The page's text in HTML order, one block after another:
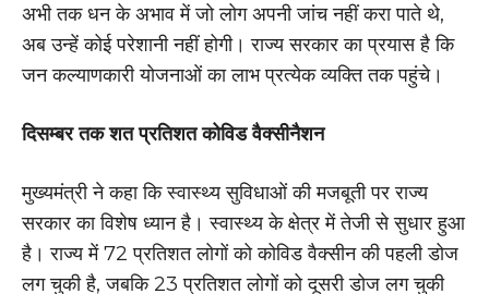
अभी तक धन के अभाव में जो लोग अपनी जांच नहीं करा पाते थे,
अब उन्हें कोई परेशानी नहीं होगी। राज्य सरकार का प्रयास है कि
जन कल्याणकारी योजनाओं का लाभ प्रत्येक व्यक्ति तक पहुंचे।
दिसम्बर तक शत प्रतिशत कोविड वैक्सीनैशन
मुख्यमंत्री ने कहा कि स्वास्थ्य सुविधाओं की मजबूती पर राज्य
सरकार का विशेष ध्यान है। स्वास्थ्य के क्षेत्र में तेजी से सुधार हुआ
है। राज्य में 72 प्रतिशत लोगों को कोविड वैक्सीन की पहली डोज
लग चुकी है, जबकि 23 प्रतिशत लोगों को दूसरी डोज लग चुकी